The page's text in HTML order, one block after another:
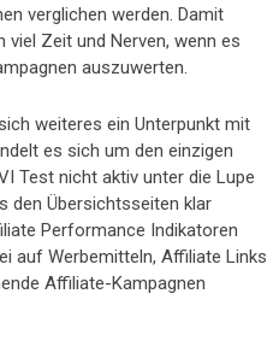
verglichen werden. Damit
viel Zeit und Nerven, wenn es
auszuwerten.
weiteres ein Unterpunkt mit
es sich um den einzigen
Test nicht aktiv unter die Lupe
den Übersichtsseiten klar
Performance Indikatoren
auf Werbemitteln, Affiliate Links
Affiliate-Kampagnen